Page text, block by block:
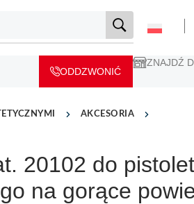
ODDZWONIĆ
ZNAJDŹ
AKCESORIA
20102 do
na gorące